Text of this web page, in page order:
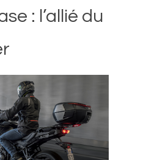
: l’allié du